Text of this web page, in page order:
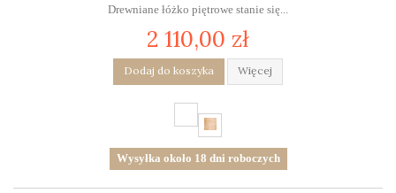
Drewniane łóżko piętrowe stanie się...
2 110,00 zł
Dodaj do koszyka Więcej
Wysyłka około 18 dni roboczych